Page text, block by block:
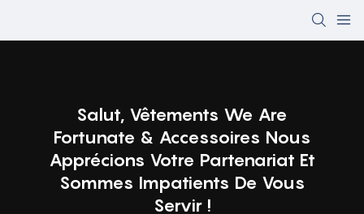
Salut, Vêtements We Are
Fortunate & Accessoires Nous
Apprécions Votre Partenariat Et
Sommes Impatients De Vous
Servir !